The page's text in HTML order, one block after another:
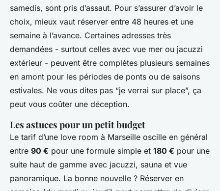
samedis, sont pris d’assaut. Pour s’assurer d’avoir le
choix, mieux vaut réserver entre 48 heures et une
semaine à l’avance. Certaines adresses très
demandées - surtout celles avec vue mer ou jacuzzi
extérieur - peuvent être complètes plusieurs semaines
en amont pour les périodes de ponts ou de saisons
estivales. Ne vous dites pas “je verrai sur place”, ça
peut vous coûter une déception.
Les astuces pour un petit budget
Le tarif d’une love room à Marseille oscille en général
entre 90 € pour une formule simple et 180 € pour une
suite haut de gamme avec jacuzzi, sauna et vue
panoramique. La bonne nouvelle ? Réserver en